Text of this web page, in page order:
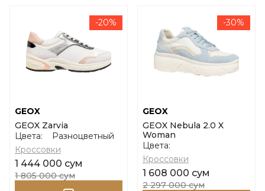
-20%
GEOX
GEOX Zarvia
Цвета:
Разноцветный
Кроссовки
1 444 000 сум
1 805 000 сум
-30%
GEOX
GEOX Nebula 2.0 X
Woman
Цвета:
Кроссовки
1 608 000 сум
2 297 000 сум